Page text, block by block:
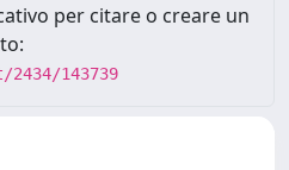
per citare o creare un
143739